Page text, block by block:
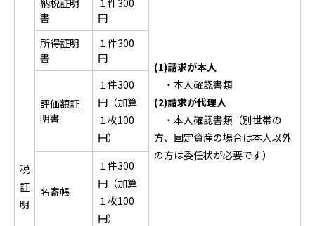
税
証
明
納税証明
書
１件300
円
(1)請求が本人
・本人確認書類
(2)請求が代理人
・本人確認書類（別世帯の
方、固定資産の場合は本人以外
の方は委任状が必要です）
所得証明
書
１件300
円
評価額証
明書
１件300
円（加算
１枚100
円）
名寄帳
１件300
円（加算
１枚100
円）